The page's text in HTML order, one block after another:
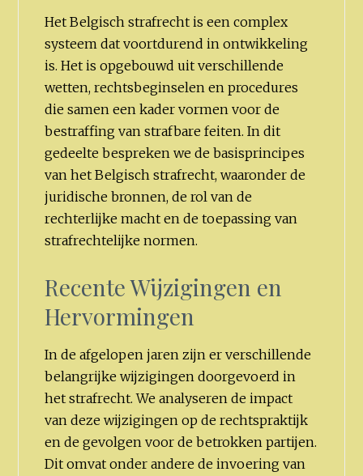
Het Belgisch strafrecht is een complex
systeem dat voortdurend in ontwikkeling
is. Het is opgebouwd uit verschillende
wetten, rechtsbeginselen en procedures
die samen een kader vormen voor de
bestraffing van strafbare feiten. In dit
gedeelte bespreken we de basisprincipes
van het Belgisch strafrecht, waaronder de
juridische bronnen, de rol van de
rechterlijke macht en de toepassing van
strafrechtelijke normen.
Recente Wijzigingen en
Hervormingen
In de afgelopen jaren zijn er verschillende
belangrijke wijzigingen doorgevoerd in
het strafrecht. We analyseren de impact
van deze wijzigingen op de rechtspraktijk
en de gevolgen voor de betrokken partijen.
Dit omvat onder andere de invoering van